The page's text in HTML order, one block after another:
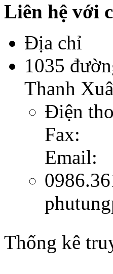
Liên hệ với
Địa chỉ
1035
Thanh
Điện
Fax:
Email:
Thống kê